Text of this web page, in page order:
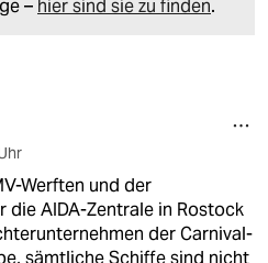
– hier sind sie zu finden.
Werften und der
die AIDA-Zentrale in Rostock
der Carnival-
sämtliche Schiffe sind nicht